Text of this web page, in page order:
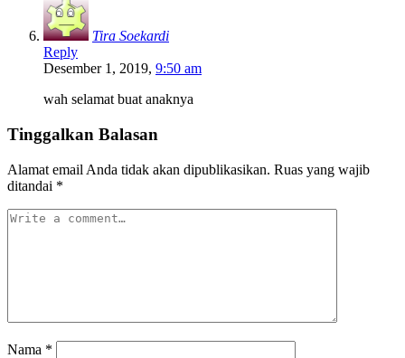
Tira Soekardi
Reply
Desember 1, 2019, 9:50 am
wah selamat buat anaknya
Tinggalkan Balasan
Alamat email Anda tidak akan dipublikasikan. Ruas yang wajib
ditandai *
Nama *